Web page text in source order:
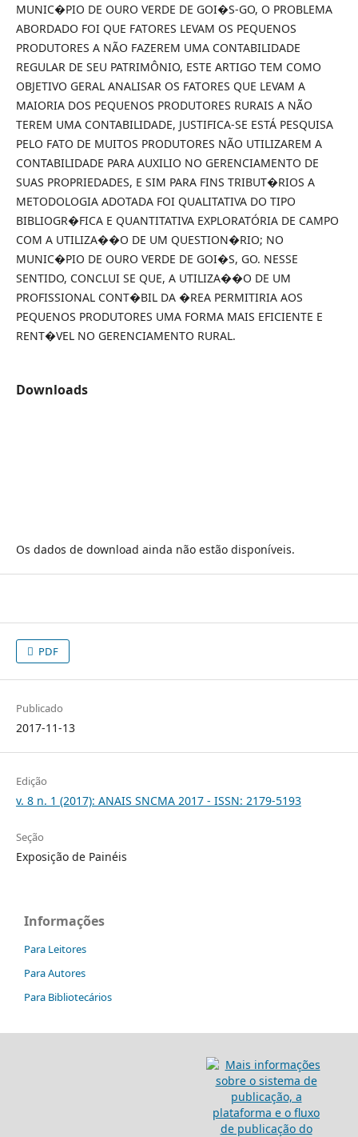
MUNIC�PIO DE OURO VERDE DE GOI�S-GO, O PROBLEMA
ABORDADO FOI QUE FATORES LEVAM OS PEQUENOS
PRODUTORES A NÃO FAZEREM UMA CONTABILIDADE
REGULAR DE SEU PATRIMÔNIO, ESTE ARTIGO TEM COMO
OBJETIVO GERAL ANALISAR OS FATORES QUE LEVAM A
MAIORIA DOS PEQUENOS PRODUTORES RURAIS A NÃO
TEREM UMA CONTABILIDADE, JUSTIFICA-SE ESTÁ PESQUISA
PELO FATO DE MUITOS PRODUTORES NÃO UTILIZAREM A
CONTABILIDADE PARA AUXILIO NO GERENCIAMENTO DE
SUAS PROPRIEDADES, E SIM PARA FINS TRIBUT�RIOS A
METODOLOGIA ADOTADA FOI QUALITATIVA DO TIPO
BIBLIOGR�FICA E QUANTITATIVA EXPLORATÓRIA DE CAMPO
COM A UTILIZA��O DE UM QUESTION�RIO; NO
MUNIC�PIO DE OURO VERDE DE GOI�S, GO. NESSE
SENTIDO, CONCLUI SE QUE, A UTILIZA��O DE UM
PROFISSIONAL CONT�BIL DA �REA PERMITIRIA AOS
PEQUENOS PRODUTORES UMA FORMA MAIS EFICIENTE E
RENT�VEL NO GERENCIAMENTO RURAL.
Downloads
Os dados de download ainda não estão disponíveis.
PDF
Publicado
2017-11-13
Edição
v. 8 n. 1 (2017): ANAIS SNCMA 2017 - ISSN: 2179-5193
Seção
Exposição de Painéis
Informações
Para Leitores
Para Autores
Para Bibliotecários